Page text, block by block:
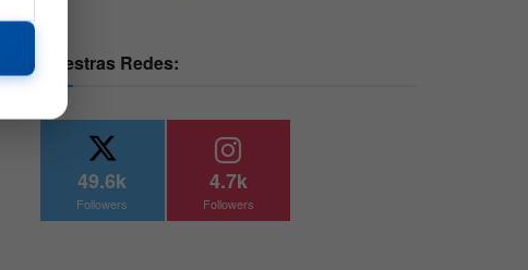
Nuestras Redes:
49.6k
Followers
4.7k
Followers